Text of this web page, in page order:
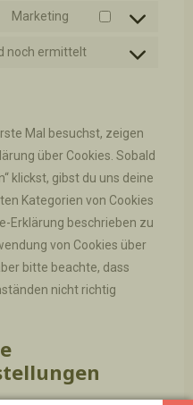
maps
service
optinmonster
Marketing
Consent
to
noch ermittelt
Consent
sonstiges
Mal besuchst, zeigen
über Cookies. Sobald
klickst, gibst du uns deine
Kategorien von Cookies
Erklärung beschrieben zu
von Cookies über
bitte beachte, dass
nicht richtig